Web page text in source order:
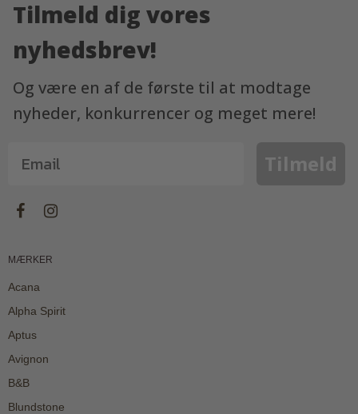
Tilmeld dig vores
nyhedsbrev!
Og være en af de første til at modtage
nyheder, konkurrencer og meget mere!
Tilmeld
MÆRKER
Acana
Alpha Spirit
Aptus
Avignon
B&B
Blundstone